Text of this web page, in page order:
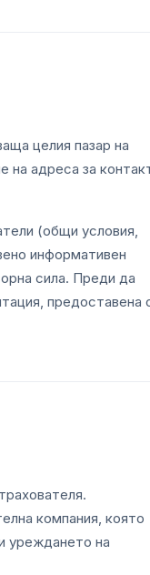
целия пазар на
на адреса за
(общи условия,
информативен
сила. Преди да
предоставена
компания, която
уреждането на